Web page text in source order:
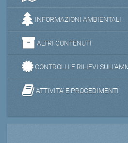
INFORMAZIONI AMBIENTALI
ALTRI CONTENUTI
CONTROLLI E RILIEVI
ATTIVITA' E PROCEDIMENTI